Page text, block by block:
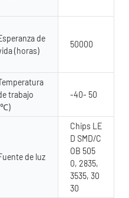
de
(horas)
50000
trabajo
-40- 50
de luz
Chips LE
D SMD/C
OB 505
0, 2835,
3535, 30
30